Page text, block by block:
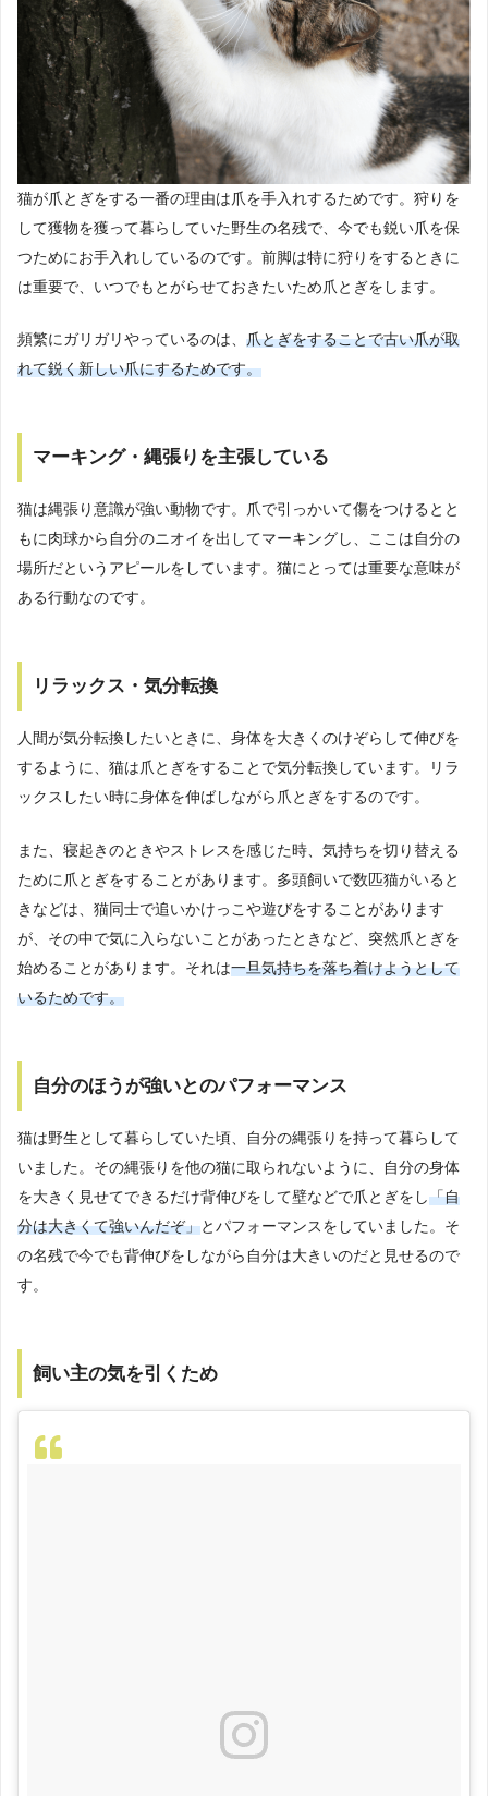
猫が爪とぎをする一番の理由は爪を手入れするためです。狩りを
して獲物を獲って暮らしていた野生の名残で、今でも鋭い爪を保
つためにお手入れしているのです。前脚は特に狩りをするときに
は重要で、いつでもとがらせておきたいため爪とぎをします。
頻繁にガリガリやっているのは、 爪とぎをすることで古い爪が取
れて鋭く新しい爪にするためです。
マーキング・縄張りを主張している
猫は縄張り意識が強い動物です。爪で引っかいて傷をつけるとと
もに肉球から自分のニオイを出してマーキングし、ここは自分の
場所だというアピールをしています。猫にとっては重要な意味が
ある行動なのです。
リラックス・気分転換
人間が気分転換したいときに、身体を大きくのけぞらして伸びを
するように、猫は爪とぎをすることで気分転換しています。リラ
ックスしたい時に身体を伸ばしながら爪とぎをするのです。
また、寝起きのときやストレスを感じた時、気持ちを切り替える
ために爪とぎをすることがあります。多頭飼いで数匹猫がいると
きなどは、猫同士で追いかけっこや遊びをすることがあります
が、その中で気に入らないことがあったときなど、突然爪とぎを
始めることがあります。それは一旦気持ちを落ち着けようとして
いるためです。
自分のほうが強いとのパフォーマンス
猫は野生として暮らしていた頃、自分の縄張りを持って暮らして
いました。その縄張りを他の猫に取られないように、自分の身体
を大きく見せてできるだけ背伸びをして壁などで爪とぎをし「自
分は大きくて強いんだぞ」とパフォーマンスをしていました。そ
の名残で今でも背伸びをしながら自分は大きいのだと見せるので
す。
飼い主の気を引くため